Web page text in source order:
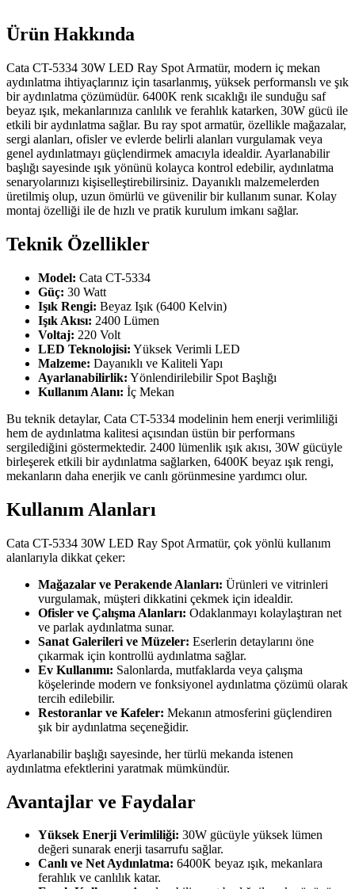
Ürün Hakkında
Cata CT-5334 30W LED Ray Spot Armatür, modern iç mekan
aydınlatma ihtiyaçlarınız için tasarlanmış, yüksek performanslı ve şık
bir aydınlatma çözümüdür. 6400K renk sıcaklığı ile sunduğu saf
beyaz ışık, mekanlarınıza canlılık ve ferahlık katarken, 30W gücü ile
etkili bir aydınlatma sağlar. Bu ray spot armatür, özellikle mağazalar,
sergi alanları, ofisler ve evlerde belirli alanları vurgulamak veya
genel aydınlatmayı güçlendirmek amacıyla idealdir. Ayarlanabilir
başlığı sayesinde ışık yönünü kolayca kontrol edebilir, aydınlatma
senaryolarınızı kişiselleştirebilirsiniz. Dayanıklı malzemelerden
üretilmiş olup, uzun ömürlü ve güvenilir bir kullanım sunar. Kolay
montaj özelliği ile de hızlı ve pratik kurulum imkanı sağlar.
Teknik Özellikler
Model: Cata CT-5334
Güç: 30 Watt
Işık Rengi: Beyaz Işık (6400 Kelvin)
Işık Akısı: 2400 Lümen
Voltaj: 220 Volt
LED Teknolojisi: Yüksek Verimli LED
Malzeme: Dayanıklı ve Kaliteli Yapı
Ayarlanabilirlik: Yönlendirilebilir Spot Başlığı
Kullanım Alanı: İç Mekan
Bu teknik detaylar, Cata CT-5334 modelinin hem enerji verimliliği
hem de aydınlatma kalitesi açısından üstün bir performans
sergilediğini göstermektedir. 2400 lümenlik ışık akısı, 30W gücüyle
birleşerek etkili bir aydınlatma sağlarken, 6400K beyaz ışık rengi,
mekanların daha enerjik ve canlı görünmesine yardımcı olur.
Kullanım Alanları
Cata CT-5334 30W LED Ray Spot Armatür, çok yönlü kullanım
alanlarıyla dikkat çeker:
Mağazalar ve Perakende Alanları: Ürünleri ve vitrinleri
vurgulamak, müşteri dikkatini çekmek için idealdir.
Ofisler ve Çalışma Alanları: Odaklanmayı kolaylaştıran net
ve parlak aydınlatma sunar.
Sanat Galerileri ve Müzeler: Eserlerin detaylarını öne
çıkarmak için kontrollü aydınlatma sağlar.
Ev Kullanımı: Salonlarda, mutfaklarda veya çalışma
köşelerinde modern ve fonksiyonel aydınlatma çözümü olarak
tercih edilebilir.
Restoranlar ve Kafeler: Mekanın atmosferini güçlendiren
şık bir aydınlatma seçeneğidir.
Ayarlanabilir başlığı sayesinde, her türlü mekanda istenen
aydınlatma efektlerini yaratmak mümkündür.
Avantajlar ve Faydalar
Yüksek Enerji Verimliliği: 30W gücüyle yüksek lümen
değeri sunarak enerji tasarrufu sağlar.
Canlı ve Net Aydınlatma: 6400K beyaz ışık, mekanlara
ferahlık ve canlılık katar.